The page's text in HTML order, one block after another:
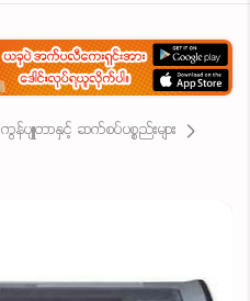
ကွန်ပျူတာနှင့် ဆက်စပ်ပစ္စည်းများ